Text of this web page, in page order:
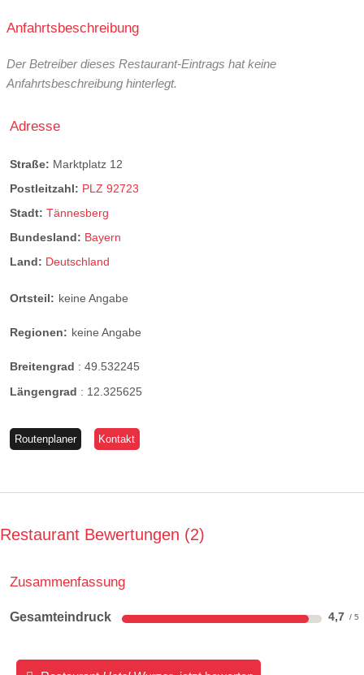
Anfahrtsbeschreibung
Der Betreiber dieses Restaurant-Eintrags hat keine
Anfahrtsbeschreibung hinterlegt.
Adresse
Straße: Marktplatz 12
Postleitzahl: PLZ 92723
Stadt: Tännesberg
Bundesland: Bayern
Land: Deutschland
Ortsteil: keine Angabe
Regionen: keine Angabe
Breitengrad : 49.532245
Längengrad : 12.325625
Routenplaner Kontakt
Restaurant Bewertungen 2
Zusammenfassung
Gesamteindruck 4,7